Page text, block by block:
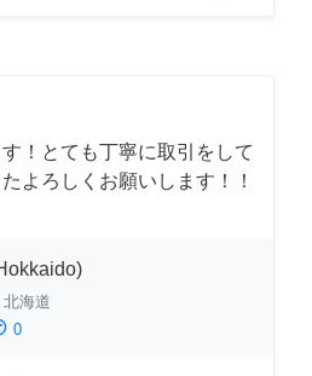
！とても丁寧に取引をして
よろしくお願いします！！
北海道
0